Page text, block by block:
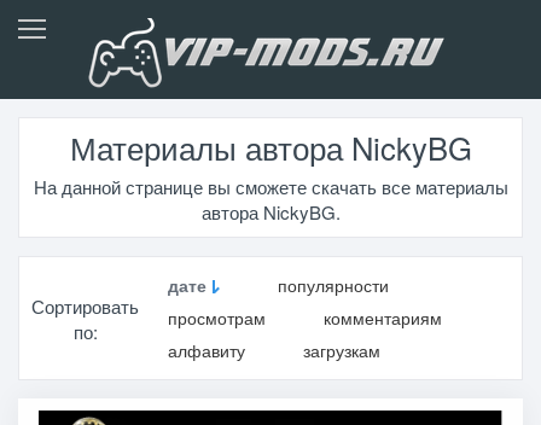
Материалы автора NickyBG
На данной странице вы сможете скачать все материалы
автора NickyBG.
Сортировать
по:
дате
популярности
просмотрам
комментариям
алфавиту
загрузкам